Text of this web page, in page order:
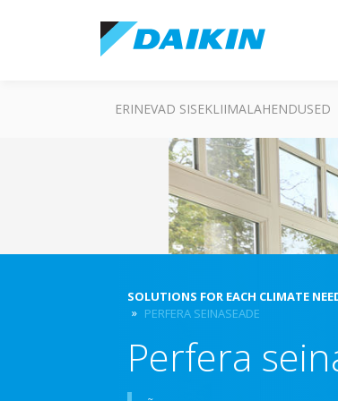
ERINEVAD SISEKLIIMALAHENDUSED
SOLUTIONS FOR EACH CLIMATE
PERFERA SEINASEADE
Perfera